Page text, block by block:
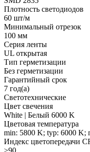
Плотность светодиодов
60 шт/м
Минимальный отрезок
100 мм
Серия ленты
UL открытая
Тип герметизации
Без герметизации
Гарантийный срок
7 год(а)
Светотехнические
Цвет свечения
White | Белый 6000 K
Цветовая температура
min: 5800 K; typ: 6000 K;
Индекс цветопередачи
>90